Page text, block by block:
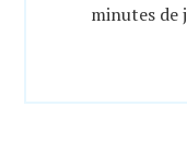
minutes de